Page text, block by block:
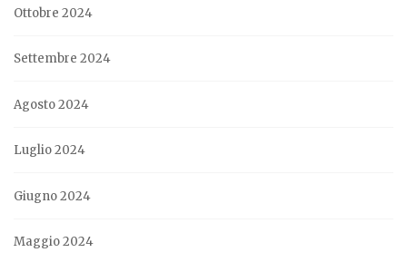
Ottobre 2024
Settembre 2024
Agosto 2024
Luglio 2024
Giugno 2024
Maggio 2024